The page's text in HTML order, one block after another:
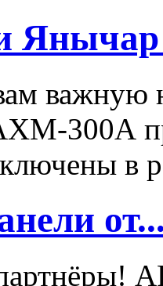
Янычар
важную
300А
в